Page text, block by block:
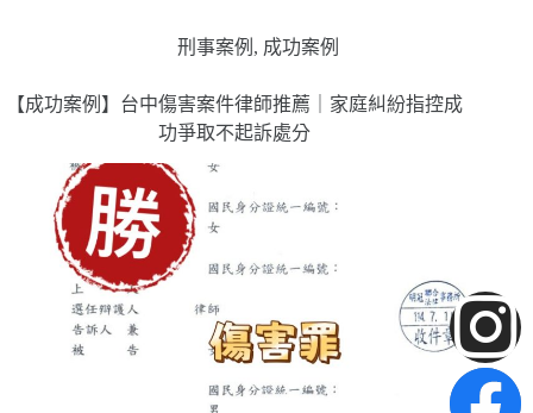
刑事案例 , 成功案例
【成功案例】台中傷害案件律師推薦｜家庭糾紛指控成
功爭取不起訴處分